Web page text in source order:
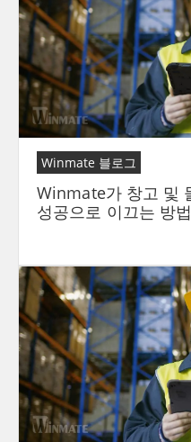
Winmate 블로그
Winmate가 창고 및
성공으로 이끄는 방법